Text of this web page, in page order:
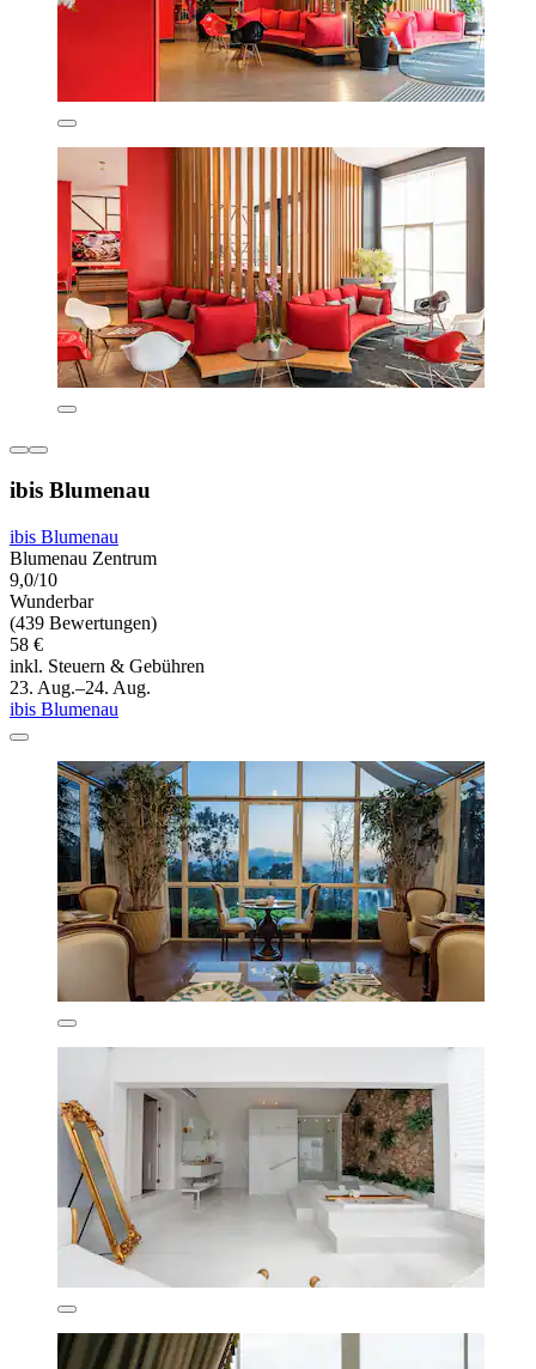
ibis Blumenau
ibis Blumenau
Blumenau Zentrum
9,0/10
Wunderbar
(439 Bewertungen)
58 €
inkl. Steuern & Gebühren
23. Aug.–24. Aug.
ibis Blumenau